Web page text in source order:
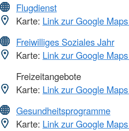
Flugdienst
Karte: Link zur Google
Freiwilliges Soziales Jahr
Karte: Link zur Google
Freizeitangebote
Karte: Link zur Google
Gesundheitsprogramme
Karte: Link zur Google